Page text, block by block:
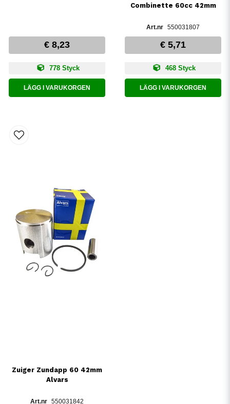
€ 8,23
778 Styck
LÄGG I VARUKORGEN
Combinette 60cc 42mm
550031807
€ 5,71
468 Styck
LÄGG I VARUKORGEN
Zuiger Zundapp 60 42mm
Alvars
550031842